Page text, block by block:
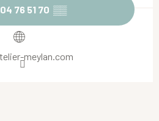
04 76 51 70 ▒▒
meylan.com